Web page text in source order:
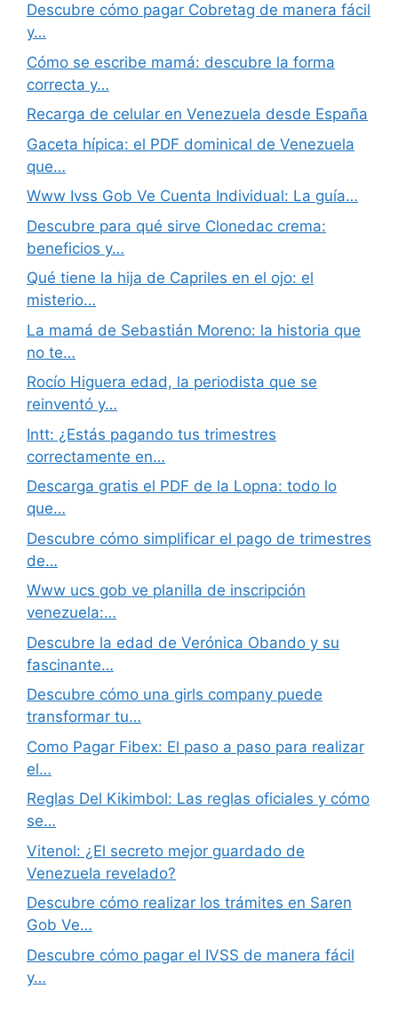
Descubre cómo pagar Cobretag de manera fácil
y…
Cómo se escribe mamá: descubre la forma
correcta y…
Recarga de celular en Venezuela desde España
Gaceta hípica: el PDF dominical de Venezuela
que…
Www Ivss Gob Ve Cuenta Individual: La guía…
Descubre para qué sirve Clonedac crema:
beneficios y…
Qué tiene la hija de Capriles en el ojo: el
misterio…
La mamá de Sebastián Moreno: la historia que
no te…
Rocío Higuera edad, la periodista que se
reinventó y…
Intt: ¿Estás pagando tus trimestres
correctamente en…
Descarga gratis el PDF de la Lopna: todo lo
que…
Descubre cómo simplificar el pago de trimestres
de…
Www ucs gob ve planilla de inscripción
venezuela:…
Descubre la edad de Verónica Obando y su
fascinante…
Descubre cómo una girls company puede
transformar tu…
Como Pagar Fibex: El paso a paso para realizar
el…
Reglas Del Kikimbol: Las reglas oficiales y cómo
se…
Vitenol: ¿El secreto mejor guardado de
Venezuela revelado?
Descubre cómo realizar los trámites en Saren
Gob Ve…
Descubre cómo pagar el IVSS de manera fácil
y…